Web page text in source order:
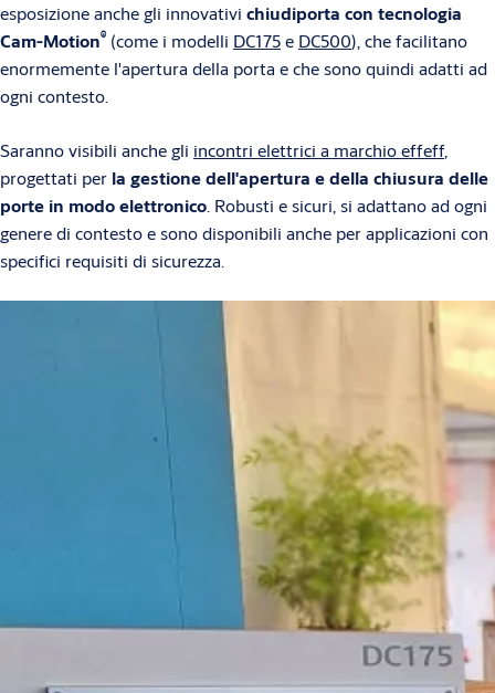
esposizione anche gli innovativi chiudiporta con tecnologia
Cam-Motion® (come i modelli DC175e DC500), che facilitano
enormemente l'apertura della porta e che sono quindi adatti ad
ogni contesto.
Saranno visibili anche gli incontri elettrici a marchio effeff,
progettati per la gestione dell'apertura e della chiusura delle
porte in modo elettronico. Robusti e sicuri, si adattano ad ogni
genere di contesto e sono disponibili anche per applicazioni con
specifici requisiti di sicurezza.